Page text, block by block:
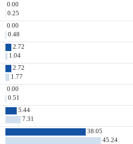
0.00
0.25
0.00
0.48
2.72
1.04
2.72
1.77
0.00
0.51
5.44
7.31
38.05
45.24